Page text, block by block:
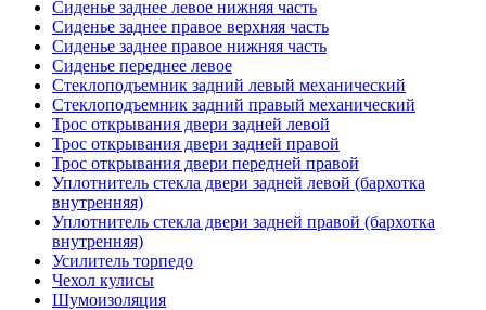
Сиденье заднее левое нижняя часть
Сиденье заднее правое верхняя часть
Сиденье заднее правое нижняя часть
Сиденье переднее левое
Стеклоподъемник задний левый механический
Стеклоподъемник задний правый механический
Трос открывания двери задней левой
Трос открывания двери задней правой
Трос открывания двери передней правой
Уплотнитель стекла двери задней левой (бархотка
внутренняя)
Уплотнитель стекла двери задней правой (бархотка
внутренняя)
Усилитель торпедо
Чехол кулисы
Шумоизоляция